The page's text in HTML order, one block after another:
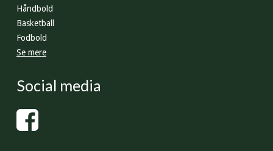
Håndbold
Basketball
Fodbold
Se mere
Social media